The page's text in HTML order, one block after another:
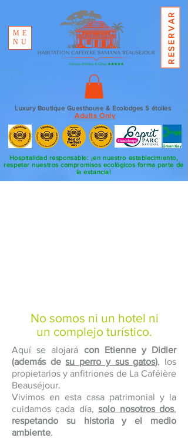
ME
NU
Luxury Boutique Guesthouse & Ecolodges 5 étoiles
Adults Only
RESERVAR
Hospitalidad responsable: ¡en nuestro establecimiento,
respetar nuestros compromisos ecológicos forma parte de
la estancia!
No somos ni un hotel ni
un complejo turístico.
Aquí se alojará con Etienne y Didier
(además desu perro y sus gatos), los
propietarios y anfitriones de La Caféière
Beauséjour.
Vivimos en esta casa patrimonial y la
cuidamos cada día,solo nosotros dos,
respetando su historia y el medio
ambiente.